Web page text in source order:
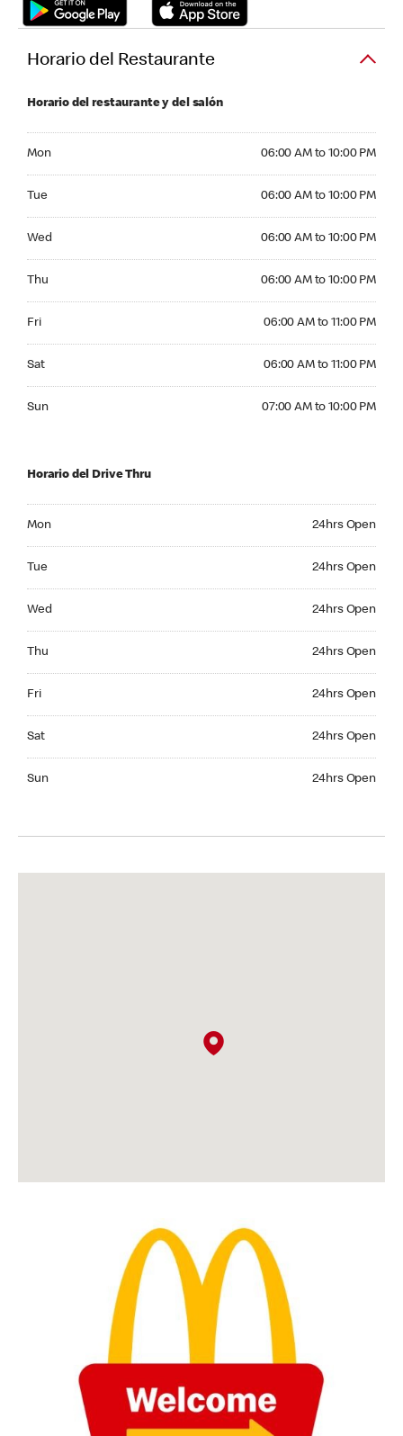
Horario del Restaurante
Horario del restaurante y del salón
Mon 06:00 AM to 10:00 PM
Tue 06:00 AM to 10:00 PM
Wed 06:00 AM to 10:00 PM
Thu 06:00 AM to 10:00 PM
Fri 06:00 AM to 11:00 PM
Sat 06:00 AM to 11:00 PM
Sun 07:00 AM to 10:00 PM
Horario del Drive Thru
Mon 24hrs Open
Tue 24hrs Open
Wed 24hrs Open
Thu 24hrs Open
Fri 24hrs Open
Sat 24hrs Open
Sun 24hrs Open